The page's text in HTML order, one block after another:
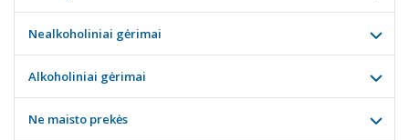
Nealkoholiniai gėrimai
Alkoholiniai gėrimai
Ne maisto prekės